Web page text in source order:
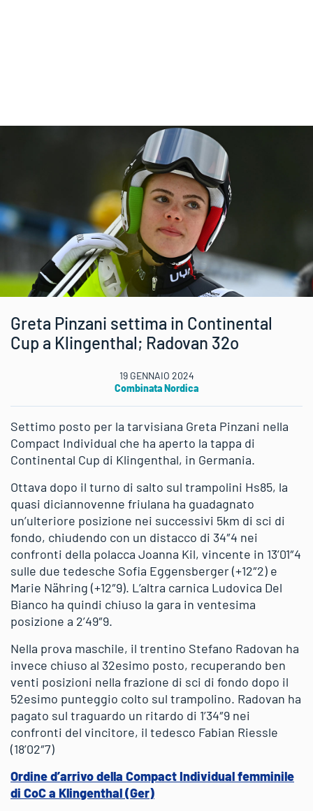
Greta Pinzani settima in Continental
Cup a Klingenthal; Radovan 32o
19 GENNAIO 2024
Combinata Nordica
Settimo posto per la tarvisiana Greta Pinzani nella
Compact Individual che ha aperto la tappa di
Continental Cup di Klingenthal, in Germania.
Ottava dopo il turno di salto sul trampolini Hs85, la
quasi diciannovenne friulana ha guadagnato
un’ulteriore posizione nei successivi 5km di sci di
fondo, chiudendo con un distacco di 34″4 nei
confronti della polacca Joanna Kil, vincente in 13’01″4
sulle due tedesche Sofia Eggensberger (+12″2) e
Marie Nähring (+12″9). L’altra carnica Ludovica Del
Bianco ha quindi chiuso la gara in ventesima
posizione a 2’49″9.
Nella prova maschile, il trentino Stefano Radovan ha
invece chiuso al 32esimo posto, recuperando ben
venti posizioni nella frazione di sci di fondo dopo il
52esimo punteggio colto sul trampolino. Radovan ha
pagato sul traguardo un ritardo di 1’34″9 nei
confronti del vincitore, il tedesco Fabian Riessle
(18’02″7)
Ordine d’arrivo della Compact Individual femminile
di CoC a Klingenthal (Ger)